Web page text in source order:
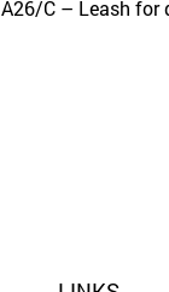
A26/C – Leash for